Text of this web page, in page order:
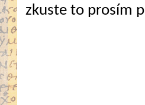
zkuste to prosím